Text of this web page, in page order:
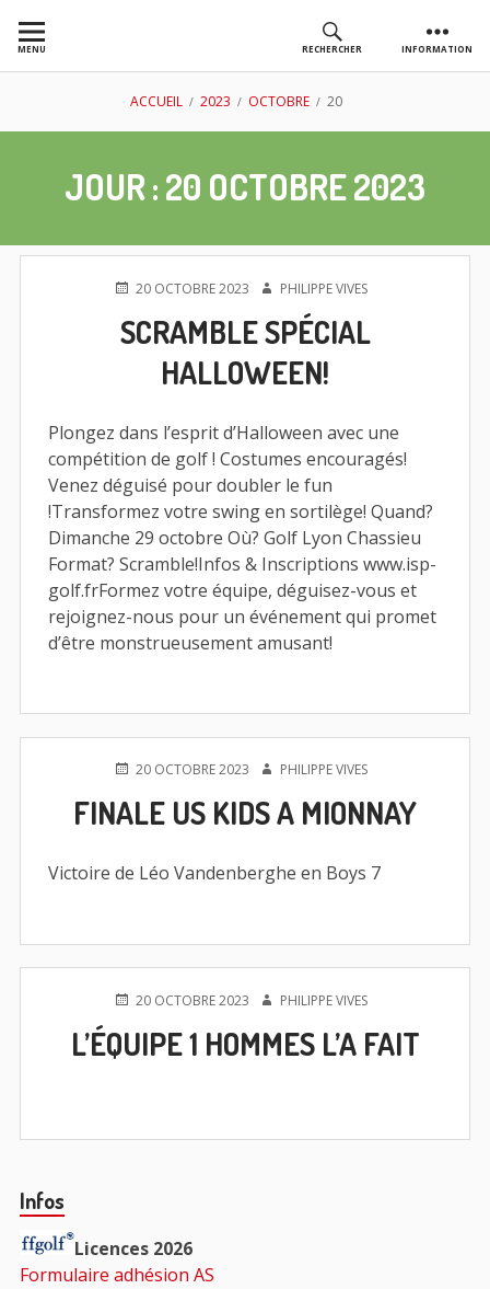
auMENU RECHERCHER INFORMATION
AS GOLF
CHASSIEU
ACCUEIL 2023 OCTOBRE 20
JOUR :20 OCTOBRE 2023
PUBLIÉ20 OCTOBRE 2023 AUTEURPHILIPPE VIVES
SCRAMBLE SPÉCIAL
HALLOWEEN!
Plongez dans l’esprit d’Halloween avec une
compétition de golf ! Costumes encouragés!
Venez déguisé pour doubler le fun
!Transformez votre swing en sortilège! Quand?
Dimanche 29 octobre Où? Golf Lyon Chassieu
Format? Scramble!Infos & Inscriptions www.isp-
golf.frFormez votre équipe, déguisez-vous et
rejoignez-nous pour un événement qui promet
d’être monstrueusement amusant!
PUBLIÉ20 OCTOBRE 2023 AUTEURPHILIPPE VIVES
FINALE US KIDS A MIONNAY
Victoire de Léo Vandenberghe en Boys 7
PUBLIÉ20 OCTOBRE 2023 AUTEURPHILIPPE VIVES
L’ÉQUIPE 1 HOMMES L’A FAIT
Barre
principale
Infos
Licences 2026
Formulaire adhésion AS